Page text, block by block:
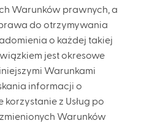
Warunków prawnych, a
do otrzymywania
o każdej takiej
jest okresowe
Warunkami
informacji o
z Usług po
Warunków